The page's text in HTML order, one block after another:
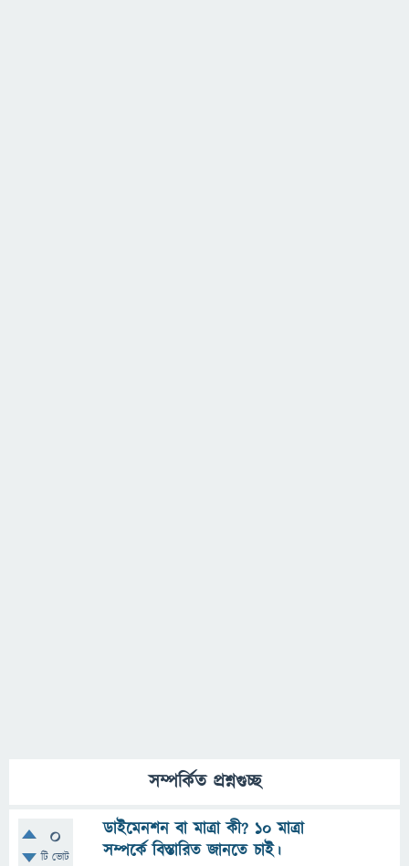
সম্পর্কিত প্রশ্নগুচ্ছ
0
টি ভোট
ডাইমেনশন বা মাত্রা কী? ১০ মাত্রা
সম্পর্কে বিস্তারিত জানতে চাই।